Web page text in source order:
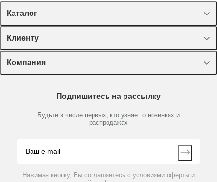
Каталог
Спецпредложения
Оборудование, приборы
Пластик, стекло, принадлежности
Химические реактивы, препараты, наборы
Производители
Клиенту
Лекторий Диаэм
Доставка и оплата
Мобильное приложение
Компания
Партнеры
Контакты
Подпишитесь на рассылку
Будьте в числе первых, кто узнает о новинках и
распродажах
Нажимая кнопку, Вы соглашаетесь с условиями оферты и